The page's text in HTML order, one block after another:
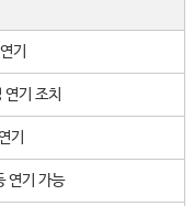
기
기 조치
기
연기 가능